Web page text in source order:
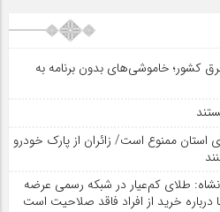
برق کشور؛ خاموشی‌های بدون برنامه به
استان ممنوع است/ زائران از پارک خودرو
طلای کم‌عیار در شبکه رسمی عرضه
خرید از افراد فاقد صلاحیت است